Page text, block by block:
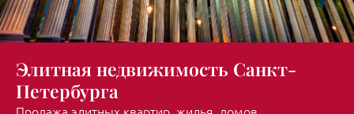
Элитная недвижимость Санкт-
Петербурга